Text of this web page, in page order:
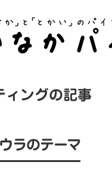
ィングの記事
ラのテーマ